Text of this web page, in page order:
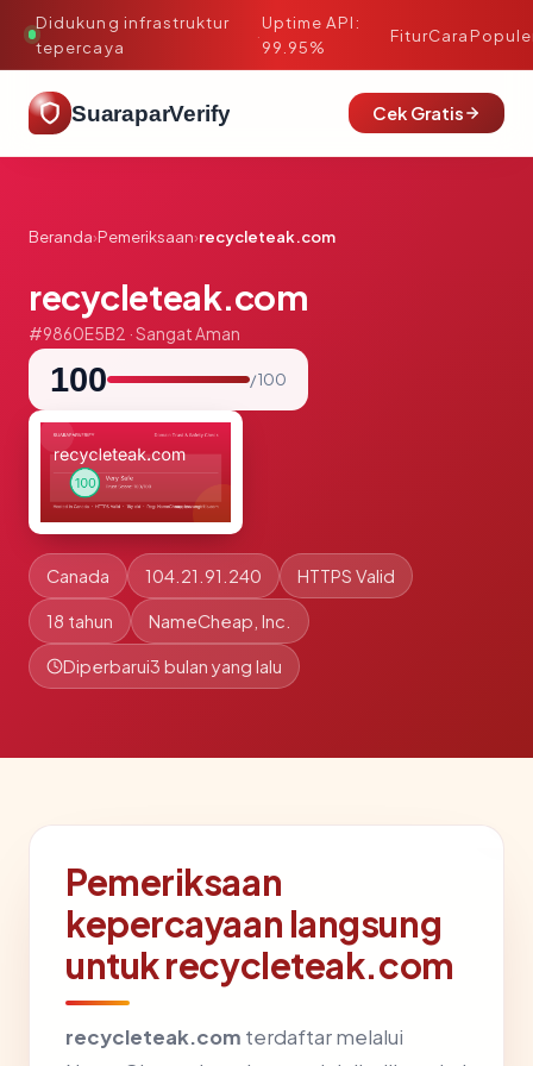
Didukung infrastruktur
tepercaya
·
Uptime API:
99.95%
FiturCara
SuaraparVerify Cek Gratis
Beranda›Pemeriksaan›recycleteak.com
recycleteak.com
#9860E5B2 · Sangat Aman
100 / 100
Canada 104.21.91.240 HTTPS Valid
18 tahun NameCheap, Inc.
Diperbarui3 bulan yang lalu
Pemeriksaan
kepercayaan langsung
untuk recycleteak.com
recycleteak.com terdaftar melalui